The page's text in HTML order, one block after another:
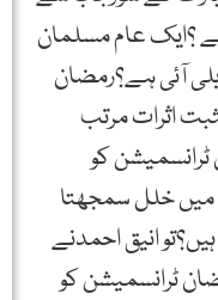
ہے ؟ایک عام مسلمان
آئی ہے؟رمضان
اثرات مرتب
کو
میں خلل سمجھتا
انیق احمدنے
ٹرانسمیشن کو